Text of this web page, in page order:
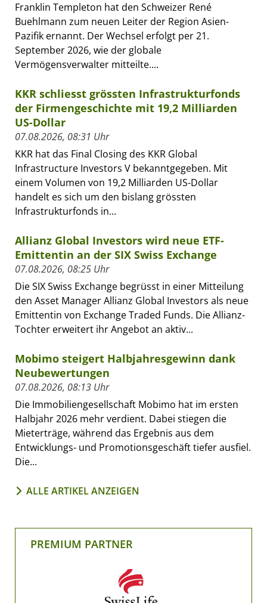
Franklin Templeton hat den Schweizer René
Buehlmann zum neuen Leiter der Region Asien-
Pazifik ernannt. Der Wechsel erfolgt per 21.
September 2026, wie der globale
Vermögensverwalter mitteilte....
KKR schliesst grössten Infrastrukturfonds
der Firmengeschichte mit 19,2 Milliarden
US-Dollar
07.08.2026, 08:31 Uhr
KKR hat das Final Closing des KKR Global
Infrastructure Investors V bekanntgegeben. Mit
einem Volumen von 19,2 Milliarden US-Dollar
handelt es sich um den bislang grössten
Infrastrukturfonds in...
Allianz Global Investors wird neue ETF-
Emittentin an der SIX Swiss Exchange
07.08.2026, 08:25 Uhr
Die SIX Swiss Exchange begrüsst in einer Mitteilung
den Asset Manager Allianz Global Investors als neue
Emittentin von Exchange Traded Funds. Die Allianz-
Tochter erweitert ihr Angebot an aktiv...
Mobimo steigert Halbjahresgewinn dank
Neubewertungen
07.08.2026, 08:13 Uhr
Die Immobiliengesellschaft Mobimo hat im ersten
Halbjahr 2026 mehr verdient. Dabei stiegen die
Mieterträge, während das Ergebnis aus dem
Entwicklungs- und Promotionsgeschäft tiefer ausfiel.
Die...
ALLE ARTIKEL ANZEIGEN
PREMIUM PARTNER